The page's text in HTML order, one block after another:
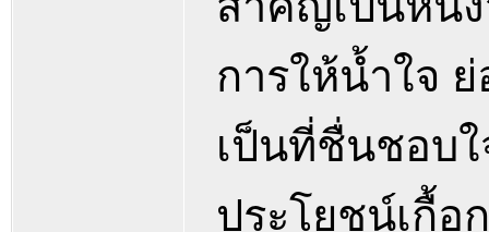
การให้น้ำใจ
เป็นที่ชื่นชอบ
ประโยชน์เกื้